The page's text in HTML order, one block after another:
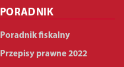
PORADNIK
Poradnik fiskalny
Przepisy prawne 2022